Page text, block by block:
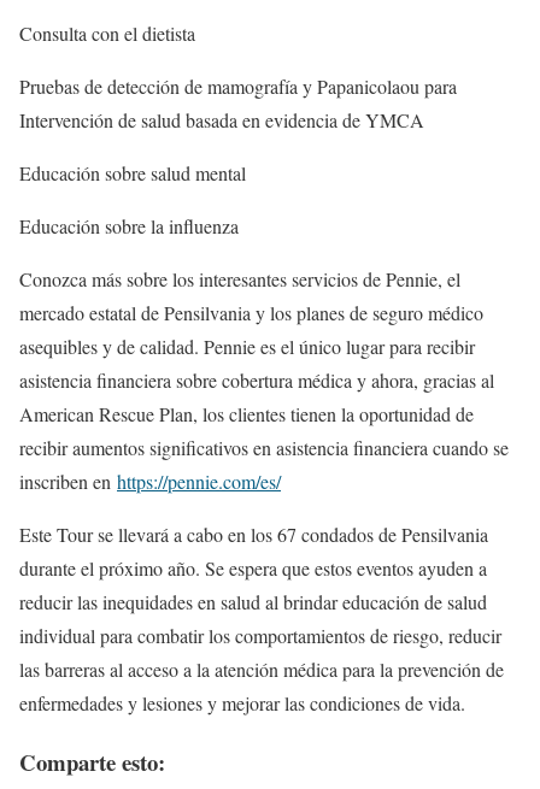
Consulta con el dietista
Pruebas de detección de mamografía y Papanicolaou para
Intervención de salud basada en evidencia de YMCA
Educación sobre salud mental
Educación sobre la influenza
Conozca más sobre los interesantes servicios de Pennie, el
mercado estatal de Pensilvania y los planes de seguro médico
asequibles y de calidad. Pennie es el único lugar para recibir
asistencia financiera sobre cobertura médica y ahora, gracias al
American Rescue Plan, los clientes tienen la oportunidad de
recibir aumentos significativos en asistencia financiera cuando se
inscriben en https://pennie.com/es/
Este Tour se llevará a cabo en los 67 condados de Pensilvania
durante el próximo año. Se espera que estos eventos ayuden a
reducir las inequidades en salud al brindar educación de salud
individual para combatir los comportamientos de riesgo, reducir
las barreras al acceso a la atención médica para la prevención de
enfermedades y lesiones y mejorar las condiciones de vida.
Comparte esto: